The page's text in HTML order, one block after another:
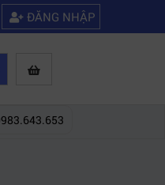
không kết nối được wifi
ĐĂNG NHẬP